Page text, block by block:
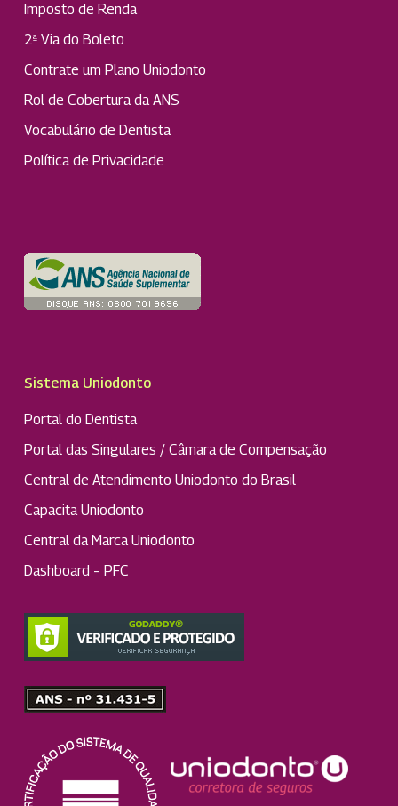
Imposto de Renda
2ª Via do Boleto
Contrate um Plano Uniodonto
Rol de Cobertura da ANS
Vocabulário de Dentista
Política de Privacidade
Sistema Uniodonto
Portal do Dentista
Portal das Singulares / Câmara de Compensação
Central de Atendimento Uniodonto do Brasil
Capacita Uniodonto
Central da Marca Uniodonto
Dashboard – PFC